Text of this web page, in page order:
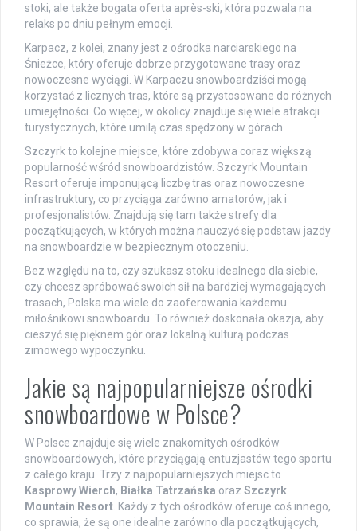
stoki, ale także bogata oferta après-ski, która pozwala na
relaks po dniu pełnym emocji.
Karpacz, z kolei, znany jest z ośrodka narciarskiego na
Śnieżce, który oferuje dobrze przygotowane trasy oraz
nowoczesne wyciągi. W Karpaczu snowboardziści mogą
korzystać z licznych tras, które są przystosowane do różnych
umiejętności. Co więcej, w okolicy znajduje się wiele atrakcji
turystycznych, które umilą czas spędzony w górach.
Szczyrk to kolejne miejsce, które zdobywa coraz większą
popularność wśród snowboardzistów. Szczyrk Mountain
Resort oferuje imponującą liczbę tras oraz nowoczesne
infrastruktury, co przyciąga zarówno amatorów, jak i
profesjonalistów. Znajdują się tam także strefy dla
początkujących, w których można nauczyć się podstaw jazdy
na snowboardzie w bezpiecznym otoczeniu.
Bez względu na to, czy szukasz stoku idealnego dla siebie,
czy chcesz spróbować swoich sił na bardziej wymagających
trasach, Polska ma wiele do zaoferowania każdemu
miłośnikowi snowboardu. To również doskonała okazja, aby
cieszyć się pięknem gór oraz lokalną kulturą podczas
zimowego wypoczynku.
Jakie są najpopularniejsze ośrodki
snowboardowe w Polsce?
W Polsce znajduje się wiele znakomitych ośrodków
snowboardowych, które przyciągają entuzjastów tego sportu
z całego kraju. Trzy z najpopularniejszych miejsc to
Kasprowy Wierch, Białka Tatrzańska oraz Szczyrk
Mountain Resort. Każdy z tych ośrodków oferuje coś innego,
co sprawia, że są one idealne zarówno dla początkujących,